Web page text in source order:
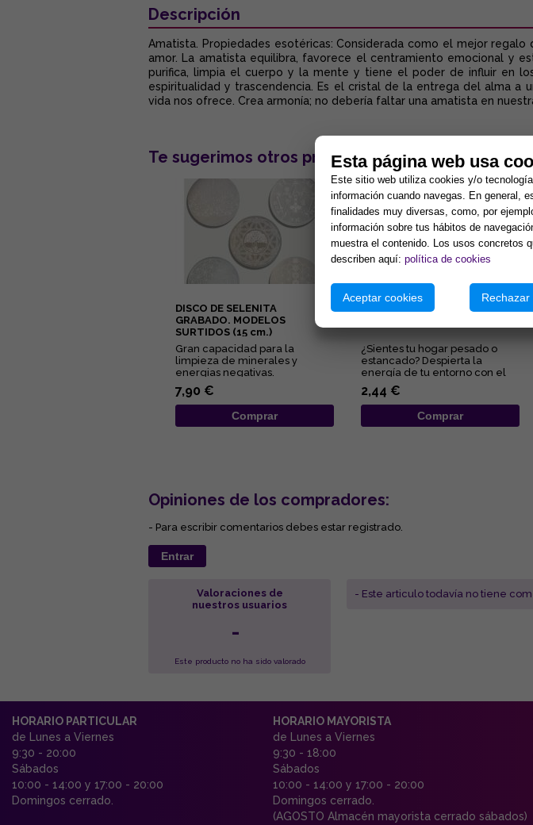
Descripción
Amatista. Propiedades esotéricas: Considerada como el mejor
amor. La amatista equilibra, favorece el centramiento emocional y
purifica, limpia el cuerpo y la mente y tiene el poder de influir en
espiritualidad y trascendencia. Es el cristal de la entrega del alma a
vida nos ofrece. Crea armonía; no debería faltar una amatista en
Te sugerimos otros productos:
DISCO DE SELENITA
GRABADO. MODELOS
SURTIDOS (15 cm.)
Gran capacidad para la
limpieza de minerales y
energias negativas.
Propiedades purificantes y
protectoras....
7,90 €
Comprar
GEODA CUARZO CRISTAL 4-
¿Sientes tu hogar pesado o
estancado? Despierta la
energía de tu entorno con el
sanador maestro de la
naturale...
2,44 €
Comprar
Opiniones de los compradores:
- Para escribir comentarios debes estar registrado.
Entrar
Valoraciones de
nuestros usuarios
-
Este producto no ha sido valorado
- Este articulo todavía no tiene
HORARIO PARTICULAR
de Lunes a Viernes
9:30 - 20:00
Sábados
10:00 - 14:00 y 17:00 - 20:00
Domingos cerrado.
HORARIO MAYORISTA
de Lunes a Viernes
9:30 - 18:00
Sábados
10:00 - 14:00 y 17:00 - 20:00
Domingos cerrado.
(AGOSTO Almacén mayorista cerrado sábados)
Esta página web usa
Este sitio web utiliza cookies y/o
información cuando navegas. En general,
finalidades muy diversas, como, por
información sobre tus hábitos de
muestra el contenido. Los usos concretos
describen aquí: política de cookies
Aceptar cookies Rechazar